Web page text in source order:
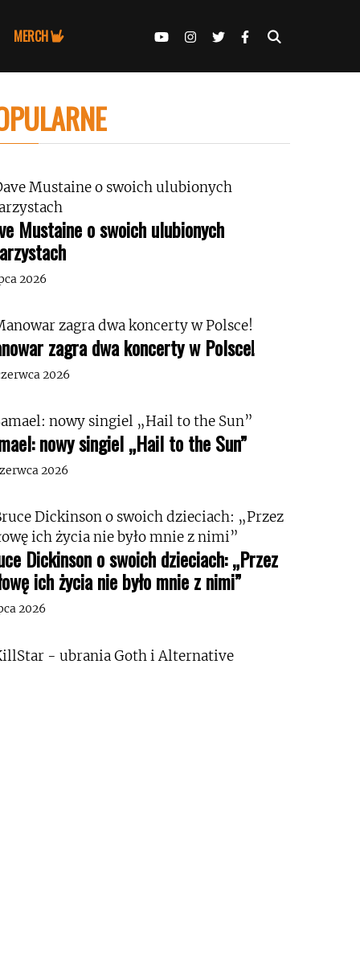
MERCH
Mustaine o swoich ulubionych
2026
zagra dwa koncerty w Polsce!
2026
nowy singiel „Hail to the Sun”
2026
Dickinson o swoich dzieciach: „Przez
ich życia nie było mnie z nimi”
2026